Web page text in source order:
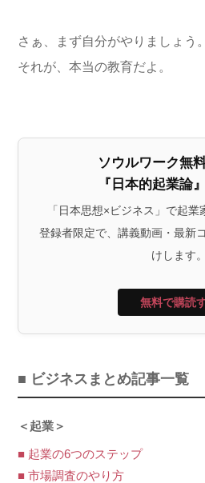
さぁ、まず自分がやりましょう。
それが、本当の教育だよ。
ソウルワーク無
『日本的起業論
「日本思想×ビジネス」で起業
登録者限定で、講義動画・最新
けします。
無料で購読
■ ビジネスまとめ記事一覧
＜起業＞
■ 起業の6つのステップ
■ 市場調査のやり方